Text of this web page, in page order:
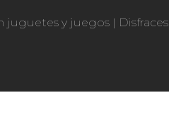
juguetes y juegos | Disfraces